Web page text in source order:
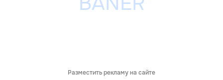
Разместить рекламу на сайте